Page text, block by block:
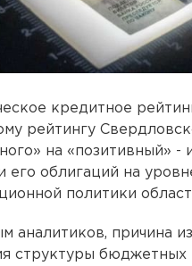
кредитное
рейтингу
на «позитивный»
его облигаций на
политики
аналитиков, причина
структуры бюджетных